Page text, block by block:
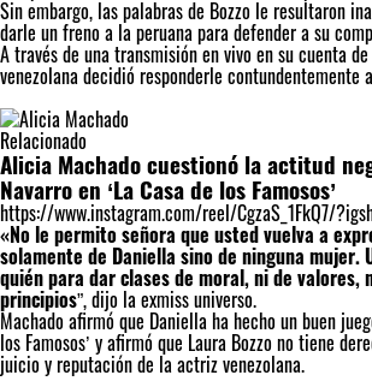
Sin embargo, las palabras de Bozzo le resultaron
darle un freno a la peruana para defender a su
A través de una transmisión en vivo en su cuenta
venezolana decidió responderle contundentemente
Relacionado
Alicia Machado cuestionó la actitud
Navarro en ‘La Casa de los Famosos’
https://www.instagram.com/reel/CgzaS_1FkQ7/
«No le permito señora que usted vuelva a
solamente de Daniella sino de ninguna mujer.
quién para dar clases de moral, ni de valores,
principios”, dijo la exmiss universo.
Machado afirmó que Daniella ha hecho un buen
los Famosos’ y afirmó que Laura Bozzo no tiene
juicio y reputación de la actriz venezolana.